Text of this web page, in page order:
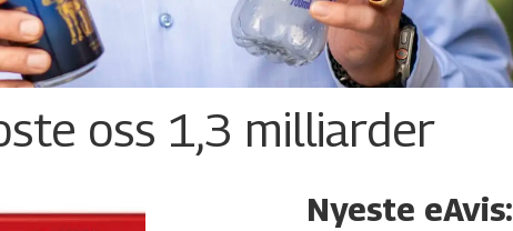
oss 1,3 milliarder
Nyeste eAvis: